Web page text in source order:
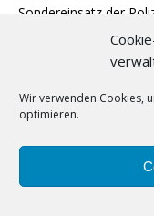
Wir verwenden Cookies,
optimieren.
Sondereinsatz der
Erstes Urteil gegen
Möschesonntag:
RTC: Alt-
Kaiserswerth: